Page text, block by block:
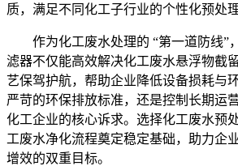
质，满足不同化工子行业的个性化预处理
作为化工废水处理的 “第一道防线”
滤器不仅能高效解决化工废水悬浮物截
艺保驾护航，帮助企业降低设备损耗与
严苛的环保排放标准，还是控制长期运
化工企业的核心诉求。选择化工废水预
工废水净化流程奠定稳定基础，助力企
增效的双重目标。